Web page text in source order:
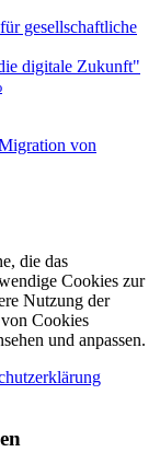
von
die das
Cookies zur
Nutzung der
Cookies
und anpassen.